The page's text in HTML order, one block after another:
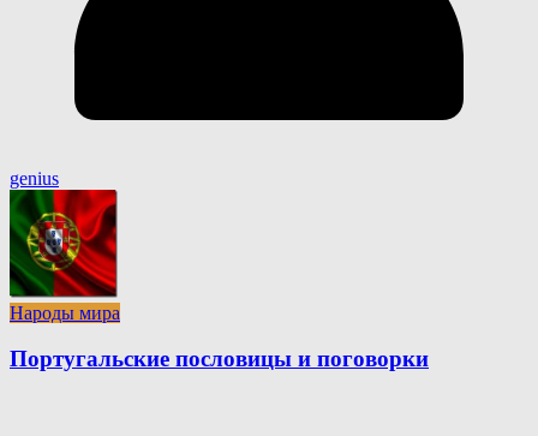
genius
Народы мира
Португальские пословицы и поговорки